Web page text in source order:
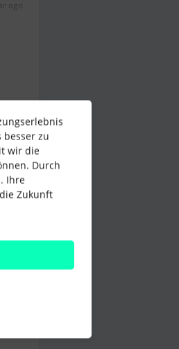
ago
besser zu
wir die
Durch
Ihre
Zukunft